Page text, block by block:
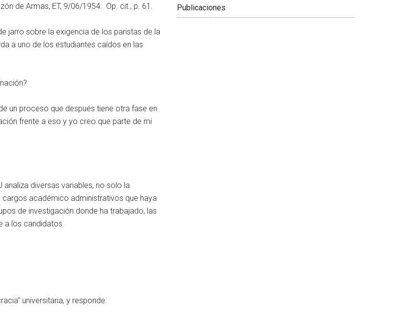
de Armas, ET, 9/06/1954. Op. cit., p. 61.
jarro sobre la exigencia de los paristas de la
a uno de los estudiantes caídos en las
un proceso que después tiene otra fase en
frente a eso y yo creo que parte de mi
diversas variables, no solo la
académico administrativos que haya
de investigación donde ha trabajado, las
a los candidatos.
universitaria, y responde.
Publicaciones